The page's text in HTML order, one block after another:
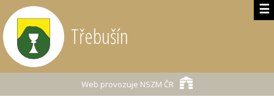
☰
Třebušín
Web provozuje NSZM ČR